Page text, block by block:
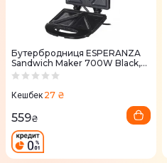
Бутербродниця ESPERANZA
Sandwich Maker 700W Black,
обмінна гарантія, TKT002K
Кешбек 27 ₴
559₴